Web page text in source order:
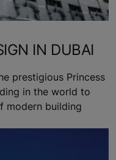
IN DUBAI
prestigious Princess
in the world to
modern building